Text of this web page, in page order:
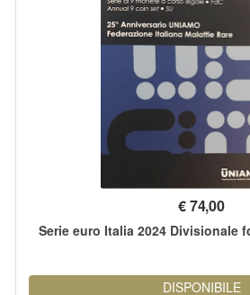
€74,00
Serie euro Italia 2024 Divisionale
DISPONIBILE